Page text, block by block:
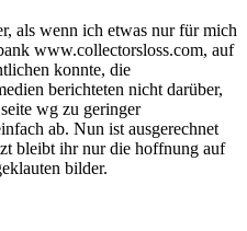
als wenn ich etwas nur für mich
www.collectorsloss.com, auf
konnte, die
berichteten nicht darüber,
wg zu geringer
ab. Nun ist ausgerechnet
bleibt ihr nur die hoffnung auf
bilder.